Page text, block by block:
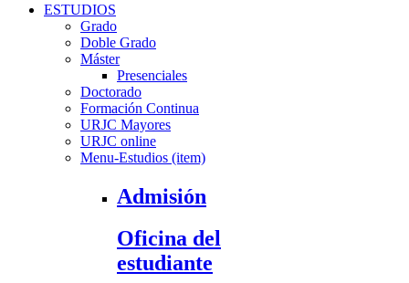
ESTUDIOS
Grado
Doble Grado
Máster
Presenciales
Doctorado
Formación Continua
URJC Mayores
URJC online
Menu-Estudios (item)
Admisión
Oficina del
estudiante